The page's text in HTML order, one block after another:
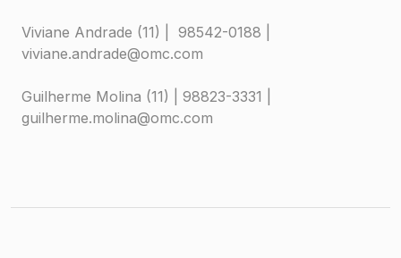
Viviane Andrade (11) | 98542-0188 |
viviane.andrade@omc.com
Guilherme Molina (11) | 98823-3331 |
guilherme.molina@omc.com